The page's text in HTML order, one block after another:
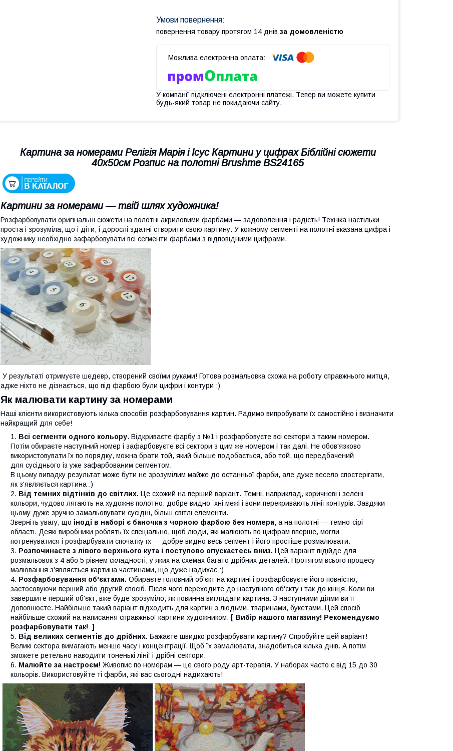
повернення товару протягом 14 днів за домовленістю
У компанії підключені електронні платежі. Тепер ви можете купити
будь-який товар не покидаючи сайту.
Картина за номерами Релігія Марія і Ісус Картини у цифрах Біблійні сюжети
40х50см Розпис на полотні Brushme BS24165
Картини за номерами — твій шлях художника!
Розфарбовувати оригінальні сюжети на полотні акриловими фарбами — задоволення і радість! Техніка настільки
проста і зрозуміла, що і діти, і дорослі здатні створити свою картину. У кожному сегменті на полотні вказана цифра і
художнику необхідно зафарбовувати всі сегменти фарбами з відповідними цифрами.
У результаті отримуєте шедевр, створений своїми руками! Готова розмальовка схожа на роботу справжнього митця,
адже ніхто не дізнається, що під фарбою були цифри і контури :)
Як малювати картину за номерами
Наші клієнти використовують кілька способів розфарбовування картин. Радимо випробувати їх самостійно і визначити
найкращий для себе!
Всі сегменти одного кольору. Відкриваєте фарбу з №1 і розфарбовуєте всі сектори з таким номером.
Потім обираєте наступний номер і зафарбовуєте всі сектори з цим же номером і так далі. Не обов'язково
використовувати їх по порядку, можна брати той, який більше подобається, або той, що передбачений
для сусіднього із уже зафарбованим сегментом.
В цьому випадку результат може бути не зрозумілим майже до останньої фарби, але дуже весело спостерігати,
як з'являється картина :)
Від темних відтінків до світлих. Це схожий на перший варіант. Темні, наприклад, коричневі і зелені
кольори, чудово лягають на художнє полотно, добре видно їхні межі і вони перекривають лінії контурів. Завдяки
цьому дуже зручно замальовувати сусідні, більш світлі елементи.
Зверніть увагу, що іноді в наборі є баночка з чорною фарбою без номера, а на полотні — темно-сірі
області. Деякі виробники роблять їх спеціально, щоб люди, які малюють по цифрам вперше, могли
потренуватися і розфарбувати спочатку їх — добре видно весь сегмент і його простіше розмалювати.
Розпочинаєте з лівого верхнього кута і поступово опускаєтесь вниз. Цей варіант підійде для
розмальовок з 4 або 5 рівнем складності, у яких на схемах багато дрібних деталей. Протягом всього процесу
малювання з'являється картина частинами, що дуже надихає :)
Розфарбовування об'єктами. Обираєте головний об'єкт на картині і розфарбовуєте його повністю,
застосовуючи перший або другий спосіб. Після чого переходите до наступного об'єкту і так до кінця. Коли ви
завершите перший об'єкт, вже буде зрозуміло, як повинна виглядати картина. З наступними діями ви її
доповнюєте. Найбільше такий варіант підходить для картин з людьми, тваринами, букетами. Цей спосіб
найбільше схожий на написання справжньої картини художником. [ Вибір нашого магазину! Рекомендуємо
розфарбовувати так! ]
Від великих сегментів до дрібних. Бажаєте швидко розфарбувати картину? Спробуйте цей варіант!
Великі сектора вимагають менше часу і концентрації. Щоб їх замалювати, знадобиться кілька днів. А потім
зможете ретельно наводити тоненькі лінії і дрібні сектори.
Малюйте за настроєм! Живопис по номерам — це свого роду арт-терапія. У наборах часто є від 15 до 30
кольорів. Використовуйте ті фарби, які вас сьогодні надихають!